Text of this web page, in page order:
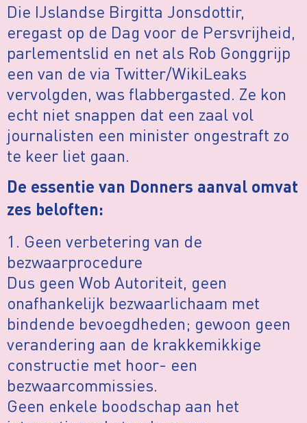
Die IJslandse Birgitta Jonsdottir,
eregast op de Dag voor de Persvrijheid,
parlementslid en net als Rob Gonggrijp
een van de via Twitter/WikiLeaks
vervolgden, was flabbergasted. Ze kon
echt niet snappen dat een zaal vol
journalisten een minister ongestraft zo
te keer liet gaan.
De essentie van Donners aanval omvat
zes beloften:
1. Geen verbetering van de
bezwaarprocedure
Dus geen Wob Autoriteit, geen
onafhankelijk bezwaarlichaam met
bindende bevoegdheden; gewoon geen
verandering aan de krakkemikkige
constructie met hoor- een
bezwaarcommissies.
Geen enkele boodschap aan het